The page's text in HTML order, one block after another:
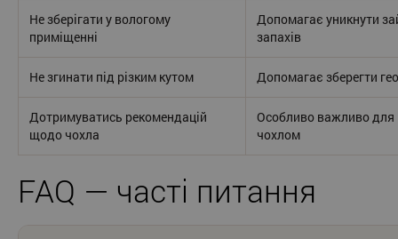
Не зберігати у вологому
приміщенні
Допомагає уникнути
запахів
Не згинати під різким кутом Допомагає зберегти
Дотримуватись рекомендацій
щодо чохла
Особливо важливо для
чохлом
FAQ — часті питання